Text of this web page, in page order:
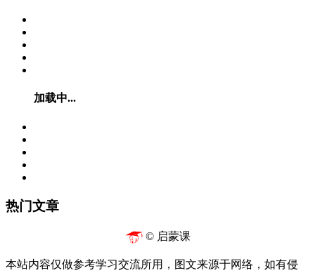
加载中...
热门文章
© 启蒙课
本站内容仅做参考学习交流所用，图文来源于网络，如有侵